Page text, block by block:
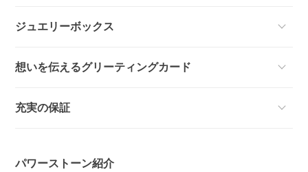
ジュエリーボックス
想いを伝えるグリーティングカード
充実の保証
パワーストーン紹介